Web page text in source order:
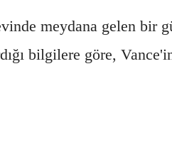
meydana gelen bir
bilgilere göre,